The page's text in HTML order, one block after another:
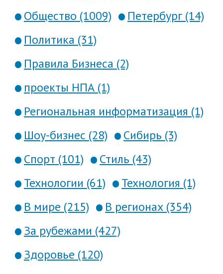
Общество (1009)
Петербург (14)
Политика (31)
Правила Бизнеса (2)
проекты НПА (1)
Региональная информатизация (1)
Шоу-бизнес (28)
Сибирь (3)
Спорт (101)
Стиль (43)
Технологии (61)
Технология (1)
В мире (215)
В регионах (354)
За рубежами (427)
Здоровье (120)